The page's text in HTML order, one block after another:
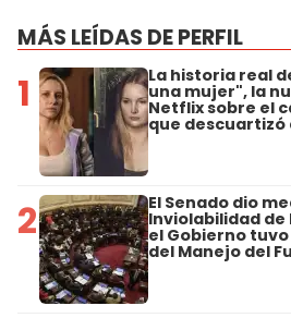
MÁS LEÍDAS DE PERFIL
1 La historia real
una mujer", la
Netflix sobre el
que descuartizó
2 El Senado dio
Inviolabilidad de
el Gobierno
del Manejo del